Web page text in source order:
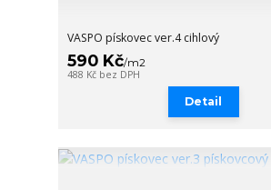
VASPO pískovec ver.4 cihlový
590 Kč/m2
488 Kč bez DPH
Detail